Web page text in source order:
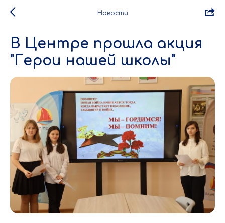
Новости
В Центре прошла акция
"Герои нашей школы"